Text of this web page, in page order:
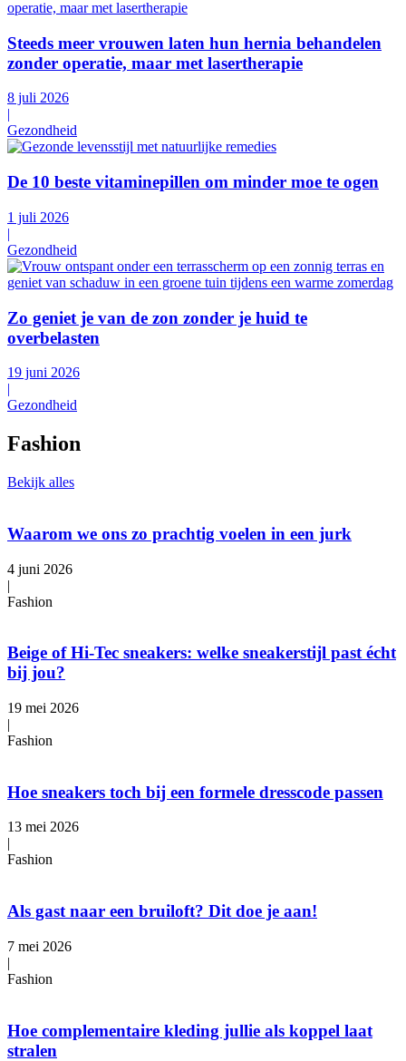
Steeds meer vrouwen laten hun hernia behandelen
zonder operatie, maar met lasertherapie
8 juli 2026
|
Gezondheid
De 10 beste vitaminepillen om minder moe te ogen
1 juli 2026
|
Gezondheid
Zo geniet je van de zon zonder je huid te
overbelasten
19 juni 2026
|
Gezondheid
Fashion
Bekijk alles
Waarom we ons zo prachtig voelen in een jurk
4 juni 2026
|
Fashion
Beige of Hi-Tec sneakers: welke sneakerstijl past écht
bij jou?
19 mei 2026
|
Fashion
Hoe sneakers toch bij een formele dresscode passen
13 mei 2026
|
Fashion
Als gast naar een bruiloft? Dit doe je aan!
7 mei 2026
|
Fashion
Hoe complementaire kleding jullie als koppel laat
stralen